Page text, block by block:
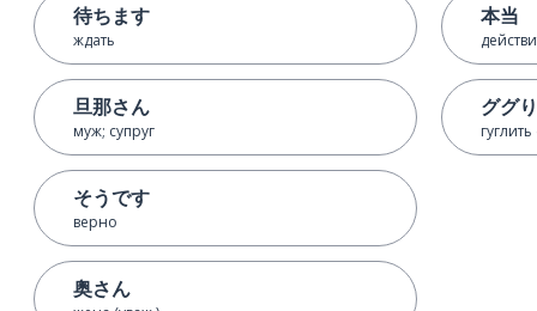
待ちます
ждать
旦那さん
муж; супруг
そうです
верно
奥さん
本当
ググ